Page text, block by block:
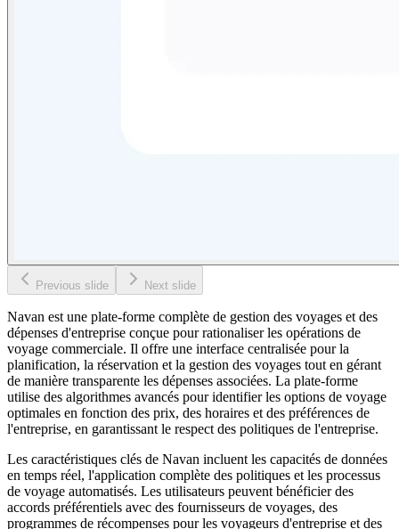
Previous slide Next slide
Navan est une plate-forme complète de gestion des voyages et des
dépenses d'entreprise conçue pour rationaliser les opérations de
voyage commerciale. Il offre une interface centralisée pour la
planification, la réservation et la gestion des voyages tout en gérant
de manière transparente les dépenses associées. La plate-forme
utilise des algorithmes avancés pour identifier les options de voyage
optimales en fonction des prix, des horaires et des préférences de
l'entreprise, en garantissant le respect des politiques de l'entreprise.
Les caractéristiques clés de Navan incluent les capacités de données
en temps réel, l'application complète des politiques et les processus
de voyage automatisés. Les utilisateurs peuvent bénéficier des
accords préférentiels avec des fournisseurs de voyages, des
programmes de récompenses pour les voyageurs d'entreprise et des